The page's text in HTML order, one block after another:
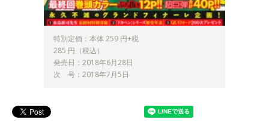
特別定価：本体 259 円+税
285 円（税込）
発売日：2018年6月28日
次 号：2018年7月5日